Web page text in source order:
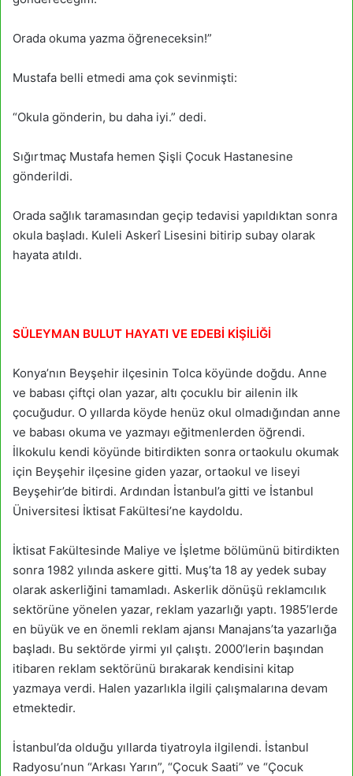
Orada okuma yazma öğreneceksin!”
Mustafa belli etmedi ama çok sevinmişti:
“Okula gönderin, bu daha iyi.” dedi.
Sığırtmaç Mustafa hemen Şişli Çocuk Hastanesine
gönderildi.
Orada sağlık taramasından geçip tedavisi yapıldıktan sonra
okula başladı. Kuleli Askerî Lisesini bitirip subay olarak
hayata atıldı.
SÜLEYMAN BULUT HAYATI VE EDEBİ KİŞİLİĞİ
Konya’nın Beyşehir ilçesinin Tolca köyünde doğdu. Anne
ve babası çiftçi olan yazar, altı çocuklu bir ailenin ilk
çocuğudur. O yıllarda köyde henüz okul olmadığından anne
ve babası okuma ve yazmayı eğitmenlerden öğrendi.
İlkokulu kendi köyünde bitirdikten sonra ortaokulu okumak
için Beyşehir ilçesine giden yazar, ortaokul ve liseyi
Beyşehir’de bitirdi. Ardından İstanbul’a gitti ve İstanbul
Üniversitesi İktisat Fakültesi’ne kaydoldu.
İktisat Fakültesinde Maliye ve İşletme bölümünü bitirdikten
sonra 1982 yılında askere gitti. Muş’ta 18 ay yedek subay
olarak askerliğini tamamladı. Askerlik dönüşü reklamcılık
sektörüne yönelen yazar, reklam yazarlığı yaptı. 1985’lerde
en büyük ve en önemli reklam ajansı Manajans’ta yazarlığa
başladı. Bu sektörde yirmi yıl çalıştı. 2000’lerin başından
itibaren reklam sektörünü bırakarak kendisini kitap
yazmaya verdi. Halen yazarlıkla ilgili çalışmalarına devam
etmektedir.
İstanbul’da olduğu yıllarda tiyatroyla ilgilendi. İstanbul
Radyosu’nun “Arkası Yarın”, “Çocuk Saati” ve “Çocuk